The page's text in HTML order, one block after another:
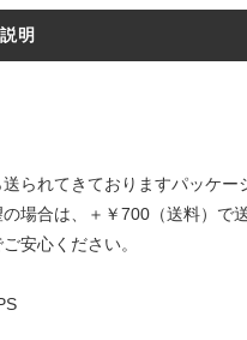
明
てきておりますパッケージ
合は、＋￥700（送料）で
心ください。